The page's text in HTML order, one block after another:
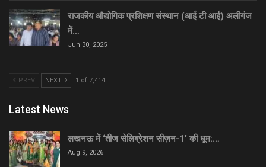
राजकीय औद्योगिक प्रशिक्षण संस्थान (आई टी आई) अलीगंज
में…
Jun 30, 2025
PREV NEXT 1 of 7,414
Latest News
लखनऊ में ‘तीज सेलिब्रेशन सीज़न-1’ की धूम:…
Aug 9, 2026